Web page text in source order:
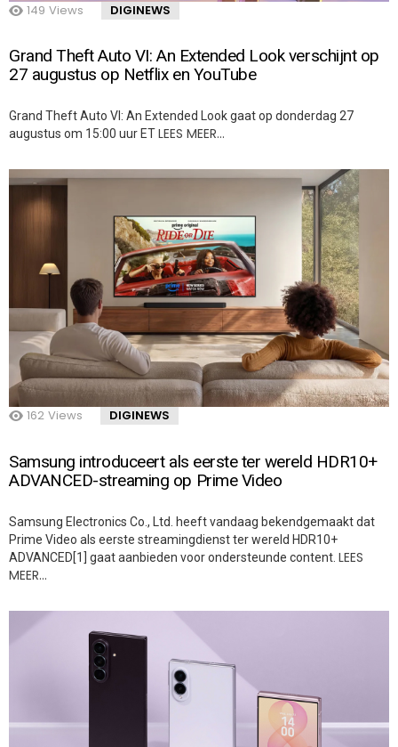
149 Views DIGINEWS
Grand Theft Auto VI: An Extended Look verschijnt op
27 augustus op Netflix en YouTube
Grand Theft Auto VI: An Extended Look gaat op donderdag 27
augustus om 15:00 uur ETLEES MEER…
162 Views DIGINEWS
Samsung introduceert als eerste ter wereld HDR10+
ADVANCED-streaming op Prime Video
Samsung Electronics Co., Ltd. heeft vandaag bekendgemaakt dat
Prime Video als eerste streamingdienst ter wereld HDR10+
ADVANCED[1] gaat aanbieden voor ondersteunde content. LEES
MEER…